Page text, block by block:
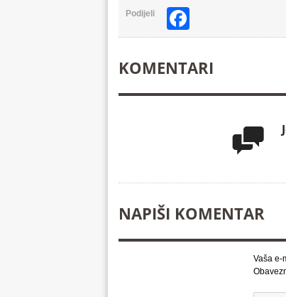
Podijeli
KOMENTARI

NAPIŠI KOMENTAR
Vaša e-